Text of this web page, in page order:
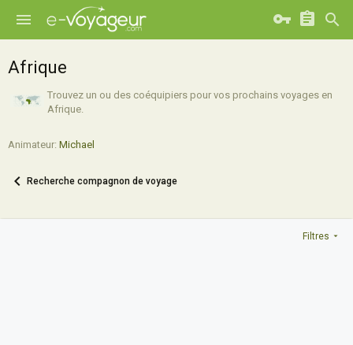
Afrique
Trouvez un ou des coéquipiers pour vos prochains voyages en
Afrique.
Animateur: Michael
Recherche compagnon de voyage
Filtres